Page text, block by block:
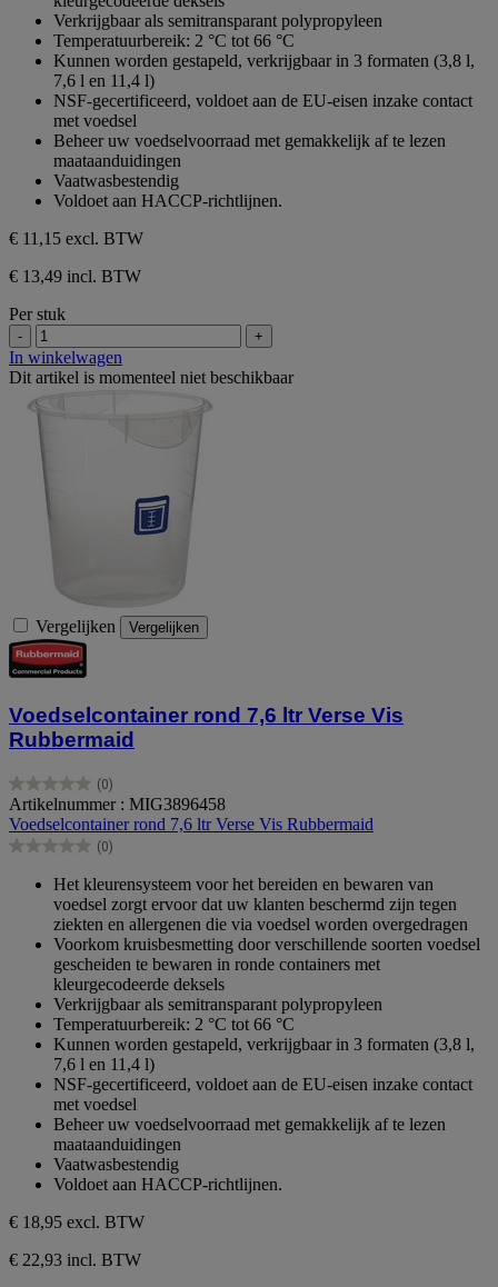
Verkrijgbaar als semitransparant polypropyleen
Temperatuurbereik: 2 °C tot 66 °C
Kunnen worden gestapeld, verkrijgbaar in 3 formaten (3,8 l,
7,6 l en 11,4 l)
NSF-gecertificeerd, voldoet aan de EU-eisen inzake contact
met voedsel
Beheer uw voedselvoorraad met gemakkelijk af te lezen
maataanduidingen
Vaatwasbestendig
Voldoet aan HACCP-richtlijnen.
€ 11,15 excl. BTW
€ 13,49 incl. BTW
Per stuk
- +
In winkelwagen
Dit artikel is momenteel niet beschikbaar
Vergelijken Vergelijken
Voedselcontainer rond 7,6 ltr Verse Vis
Rubbermaid
(0)
0.0
van
de
5
Artikelnummer : MIG3896458
Voedselcontainer rond 7,6 ltr Verse Vis Rubbermaid
(0)
0.0
sterren.
Het kleurensysteem voor het bereiden en bewaren van
voedsel zorgt ervoor dat uw klanten beschermd zijn tegen
ziekten en allergenen die via voedsel worden overgedragen
Voorkom kruisbesmetting door verschillende soorten voedsel
gescheiden te bewaren in ronde containers met
kleurgecodeerde deksels
Verkrijgbaar als semitransparant polypropyleen
Temperatuurbereik: 2 °C tot 66 °C
Kunnen worden gestapeld, verkrijgbaar in 3 formaten (3,8 l,
7,6 l en 11,4 l)
NSF-gecertificeerd, voldoet aan de EU-eisen inzake contact
met voedsel
Beheer uw voedselvoorraad met gemakkelijk af te lezen
maataanduidingen
Vaatwasbestendig
Voldoet aan HACCP-richtlijnen.
€ 18,95 excl. BTW
€ 22,93 incl. BTW